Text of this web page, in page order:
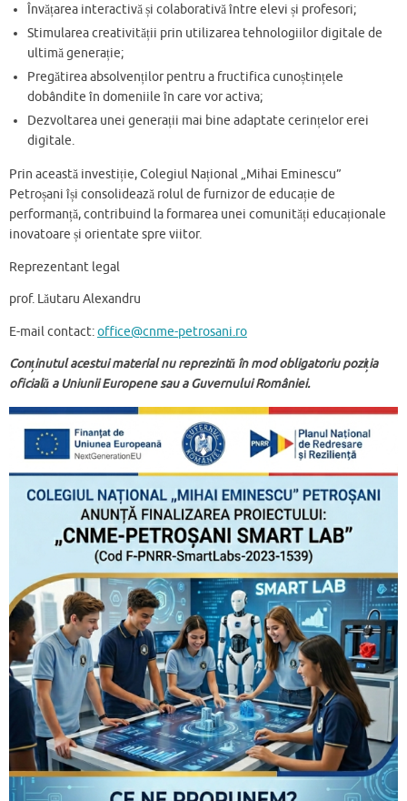
Învățarea interactivă și colaborativă între elevi și profesori;
Stimularea creativității prin utilizarea tehnologiilor digitale de
ultimă generație;
Pregătirea absolvenților pentru a fructifica cunoștințele
dobândite în domeniile în care vor activa;
Dezvoltarea unei generații mai bine adaptate cerințelor erei
digitale.
Prin această investiție, Colegiul Național „Mihai Eminescu”
Petroșani își consolidează rolul de furnizor de educație de
performanță, contribuind la formarea unei comunități educaționale
inovatoare și orientate spre viitor.
Reprezentant legal
prof. Lăutaru Alexandru
E-mail contact:office@cnme-petrosani.ro
Conținutul acestui material nu reprezintă în mod obligatoriu poziția
oficială a Uniunii Europene sau a Guvernului României.